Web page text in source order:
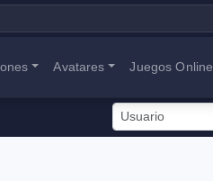
Avatares Juegos Online